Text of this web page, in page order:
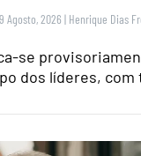
Agosto, 2026 | Henrique Dias
se
dos líderes,